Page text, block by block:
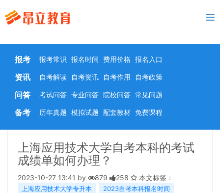
报考 报考常识 报名时间 费用价格 报名入口
资讯 自考解读 自考资讯 自考作用 自考政策
问答 考试问答 专业问答 院校问答 常见问题
备考 历年真题 模拟试题 配套教材 免费课程
上海应用技术大学自考本科的考试
成绩单如何办理？
2023-10-27 13:41 by 879 258 本文标签：
上海应用技术大学专升本
2023自考本科报名时间